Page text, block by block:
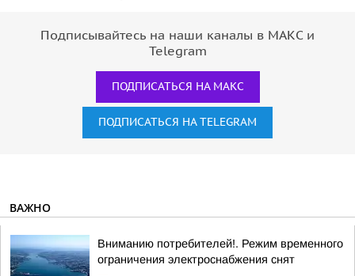
Подписывайтесь на наши каналы в МАКС и
Telegram
ПОДПИСАТЬСЯ НА МАКС
ПОДПИСАТЬСЯ НА TELEGRAM
ВАЖНО
Вниманию потребителей!. Режим временного
ограничения электроснабжения снят